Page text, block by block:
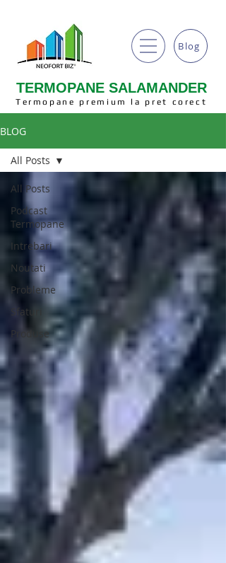
TERMOPANE SALAMANDER
Termopane premium la pret corect
Blog
BLOG
All Posts
Podcast
Termopane
Intrebari
Noutati
Probleme
Sfaturi
Produse
All Posts